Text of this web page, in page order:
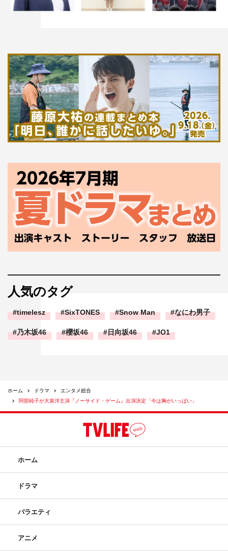
人気のタグ
timelesz SixTONES Snow Man なにわ男子
乃木坂46 櫻坂46 日向坂46 JO1
ホーム ドラマ
エンタメ総合
阿部純子が大泉洋主演『ノーサイド・ゲーム』出演決定「今は胸がいっぱい」
ホーム
ドラマ
バラエティ
アニメ